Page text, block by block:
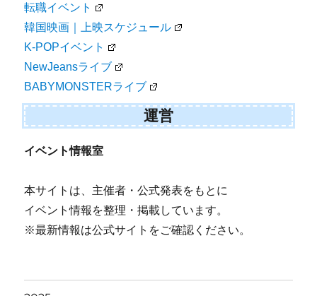
転職イベント
韓国映画｜上映スケジュール
K-POPイベント
NewJeansライブ
BABYMONSTERライブ
運営
イベント情報室
本サイトは、主催者・公式発表をもとに
イベント情報を整理・掲載しています。
※最新情報は公式サイトをご確認ください。